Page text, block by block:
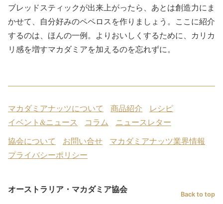
ブレッドスティックが出来上がったら、あとは創造力にま
かせて、自分好みのペペロスを作りましょう。ここに紹介
するのは、ほんの一例。よりおいしくするために、カリカ
リ感を増すマカダミアを加えるのを忘れずに。
マカダミアナッツについて 商品紹介
レシピ
イベント&ニュース
コラム
ニュースレター
協会について
お問い合せ
マカダミアナッツ業界情報
プライバシーポリシー
オーストラリア・マカダミア協会 Back to top